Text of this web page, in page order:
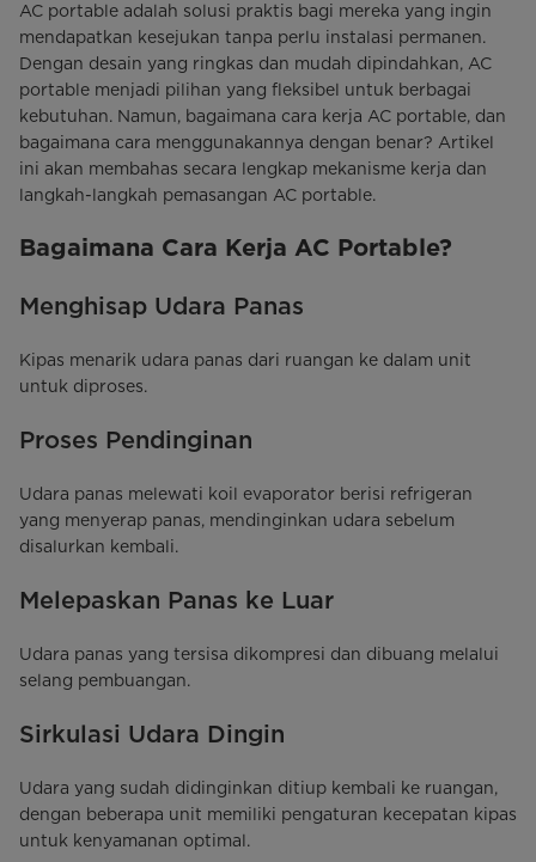
AC portable adalah solusi praktis bagi mereka yang ingin
mendapatkan kesejukan tanpa perlu instalasi permanen.
Dengan desain yang ringkas dan mudah dipindahkan, AC
portable menjadi pilihan yang fleksibel untuk berbagai
kebutuhan. Namun, bagaimana cara kerja AC portable, dan
bagaimana cara menggunakannya dengan benar? Artikel
ini akan membahas secara lengkap mekanisme kerja dan
langkah-langkah pemasangan AC portable.
Bagaimana Cara Kerja AC Portable?
Menghisap Udara Panas
Kipas menarik udara panas dari ruangan ke dalam unit
untuk diproses.
Proses Pendinginan
Udara panas melewati koil evaporator berisi refrigeran
yang menyerap panas, mendinginkan udara sebelum
disalurkan kembali.
Melepaskan Panas ke Luar
Udara panas yang tersisa dikompresi dan dibuang melalui
selang pembuangan.
Sirkulasi Udara Dingin
Udara yang sudah didinginkan ditiup kembali ke ruangan,
dengan beberapa unit memiliki pengaturan kecepatan kipas
untuk kenyamanan optimal.